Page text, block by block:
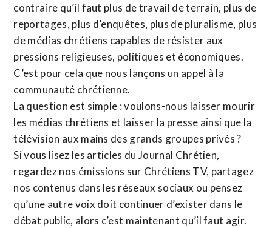
contraire qu’il faut plus de travail de terrain, plus de
reportages, plus d’enquêtes, plus de pluralisme, plus
de médias chrétiens capables de résister aux
pressions religieuses, politiques et économiques.
C’est pour cela que nous lançons un appel à la
communauté chrétienne.
La question est simple : voulons-nous laisser mourir
les médias chrétiens et laisser la presse ainsi que la
télévision aux mains des grands groupes privés ?
Si vous lisez les articles du Journal Chrétien,
regardez nos émissions sur Chrétiens TV, partagez
nos contenus dans les réseaux sociaux ou pensez
qu’une autre voix doit continuer d’exister dans le
débat public, alors c’est maintenant qu’il faut agir.